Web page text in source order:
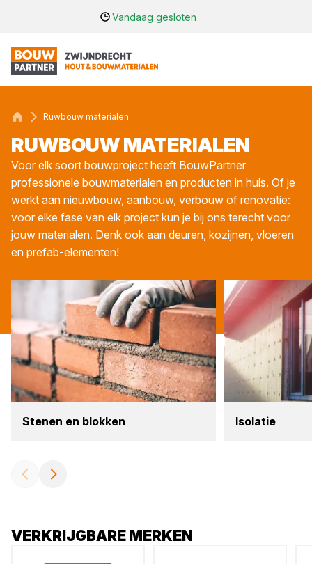
Vandaag gesloten
Ruwbouw materialen
RUW­BOUW MATE­RI­A­LEN
Voor elk soort bouwproject heeft BouwPartner
professionele bouwmaterialen en producten in huis. Of je
werkt aan nieuwbouw, aanbouw, verbouw of renovatie:
voor elke fase van elk project kun je bij ons terecht voor
jouw materialen. Denk ook aan deuren, kozijnen, vloeren
en prefab-elementen!
Ste­nen en blok­ken Iso­la­tie
VERKRIJGBARE MERKEN